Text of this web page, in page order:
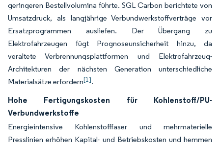
geringeren Bestellvolumina führte. SGL Carbon berichtete von
Umsatzdruck, als langjährige Verbundwerkstoffverträge vor
Ersatzprogrammen ausliefen. Der Übergang zu
Elektrofahrzeugen fügt Prognoseunsicherheit hinzu, da
veraltete Verbrennungsplattformen und Elektrofahrzeug-
Architekturen der nächsten Generation unterschiedliche
Materialsätze erfordern[1].
Hohe Fertigungskosten für Kohlenstoff/PU-
Verbundwerkstoffe
Energieintensive Kohlenstofffaser und mehrmaterielle
Presslinien erhöhen Kapital- und Betriebskosten und hemmen